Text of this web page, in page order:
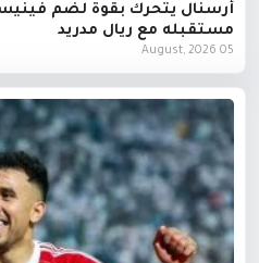
أرسنال يتحرك بقوة لضم
مستقبله مع ريال مدريد
05 August, 2026